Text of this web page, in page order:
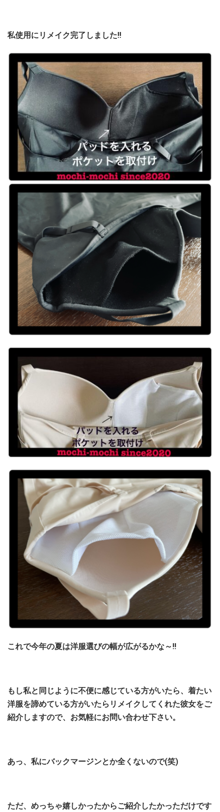
私使用にリメイク完了しました!!
これで今年の夏は洋服選びの幅が広がるかな～!!
もし私と同じように不便に感じている方がいたら、着たい
洋服を諦めている方がいたらリメイクしてくれた彼女をご
紹介しますので、お気軽にお問い合わせ下さい。
あっ、私にバックマージンとか全くないので(笑)
ただ、めっちゃ嬉しかったからご紹介したかっただけです